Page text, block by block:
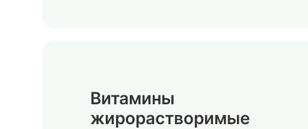
Витамины
жирорастворимые